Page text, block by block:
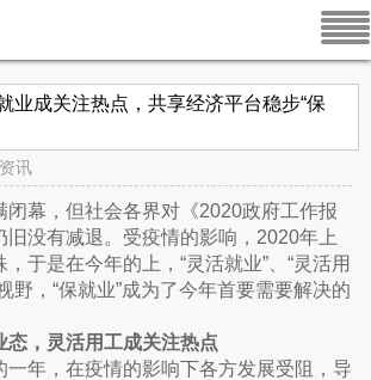
业成关注热点，共享经济平台稳步“保
资讯
闭幕，但社会各界对《2020政府工作报
旧没有减退。受疫情的影响，2020年上
于是在今年的上，“灵活就业”、“灵活用
野，“保就业”成为了今年首要需要解决的
态，灵活用工成关注热点
一年，在疫情的影响下各方发展受阻，导